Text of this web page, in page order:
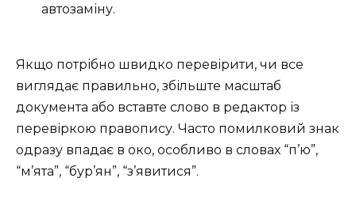
автозаміну.
Якщо потрібно швидко перевірити, чи все
виглядає правильно, збільште масштаб
документа або вставте слово в редактор із
перевіркою правопису. Часто помилковий знак
одразу впадає в око, особливо в словах “п’ю”,
“м’ята”, “бур’ян”, “з’явитися”.